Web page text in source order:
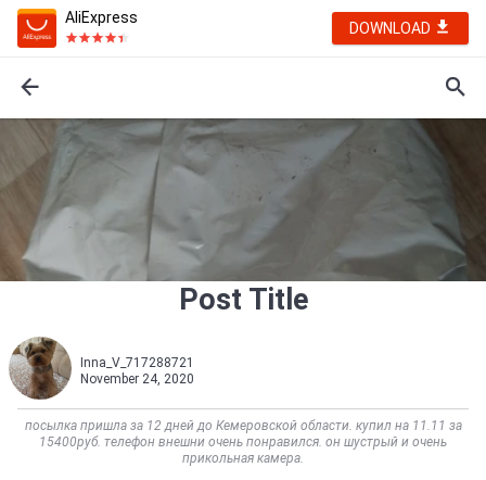
AliExpress
DOWNLOAD
Post Title
Inna_V_717288721
November 24, 2020
посылка пришла за 12 дней до Кемеровской области. купил на 11.11 за
15400руб. телефон внешни очень понравился. он шустрый и очень
прикольная камера.